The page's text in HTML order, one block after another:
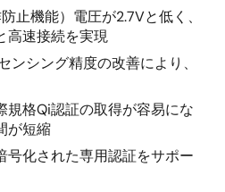
止機能）電圧が2.7Vと低く、
高速接続を実現
ンシング精度の改善により、
規格Qi認証の取得が容易にな
が短縮
号化された専用認証をサポー